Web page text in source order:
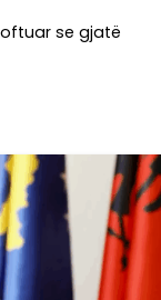
se gjatë